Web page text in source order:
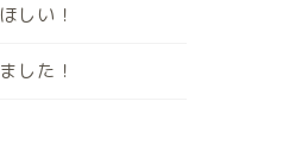
しい！
した！